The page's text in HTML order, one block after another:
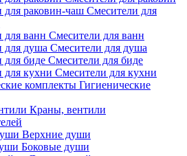
Смесители для
Смесители для ванн
Смесители для душа
Смесители для биде
Смесители для кухни
Гигиенические
Краны, вентили
Верхние души
Боковые души